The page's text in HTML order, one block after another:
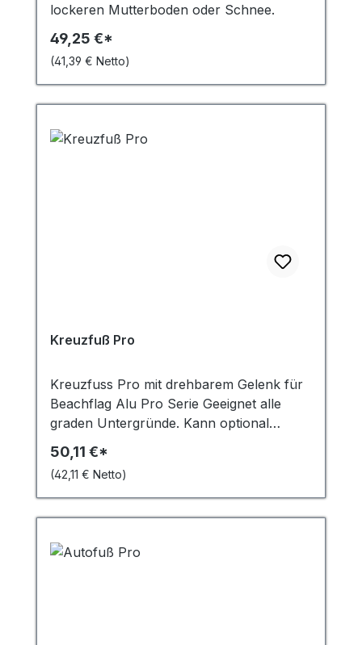
lockeren Mutterboden oder Schnee.
49,25 €*
(41,39 € Netto)
Kreuzfuß Pro
Kreuzfuss Pro mit drehbarem Gelenk für
Beachflag Alu Pro Serie Geeignet alle
graden Untergründe. Kann optional
(Zubehör) mit dem Schlauchgewicht
beschwert werden.
50,11 €*
(42,11 € Netto)